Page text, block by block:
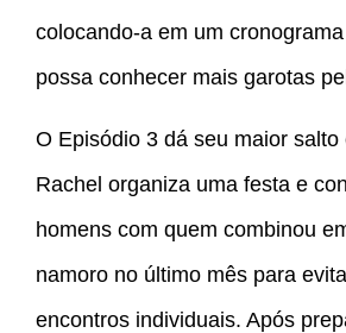
colocando-a em um
possa conhecer mais garotas
O Episódio 3 dá seu maior
Rachel organiza uma festa e
homens com quem combinou
namoro no último mês para
encontros individuais. Após